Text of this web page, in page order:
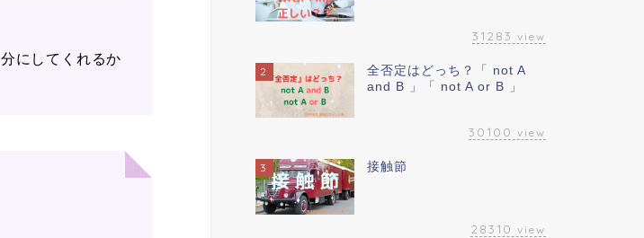
にしてくれるか
31283 view
2
全否定はどっち？「 not A
and B 」「 not A or B 」
30100 view
3 接触節
28310 view